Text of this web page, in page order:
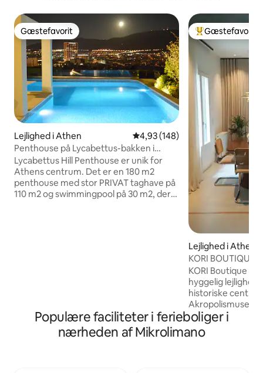
Gæstefavorit
Gæstefavorit
Lejlighed i Athen 4,93 ud af 5 i gennemsnitlig
4,93 (148)
Penthouse på Lycabettus-bakken i
Athen, taghave og pool
Lycabettus Hill Penthouse er unik for
Athens centrum. Det er en 180 m2
penthouse med stor PRIVAT taghave på
110 m2 og swimmingpool på 30 m2, der
Bedste
Gæstefavorit
Lejlighed i Athen
KORI BOUTIQUE-
KORI Boutique
hyggelig lejlighed
historiske
Akropolismuseet.
sal i en typisk
er blevet
indrettet med
Populære faciliteter i ferieboliger i
nærheden af Mikrolimano